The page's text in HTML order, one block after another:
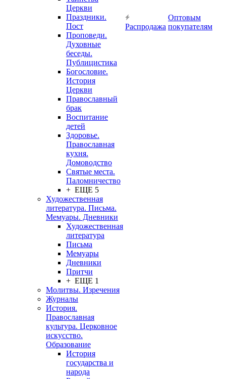
Церкви
Праздники.
Пост
Проповеди.
Духовные
беседы.
Публицистика
Богословие.
История
Церкви
Православный
брак
Воспитание
детей
Здоровье.
Православная
кухня.
Домоводство
Святые места.
Паломничество
+ ЕЩЕ 5
Художественная
литература. Письма.
Мемуары. Дневники
Художественная
литература
Письма
Мемуары
Дневники
Притчи
+ ЕЩЕ 1
Молитвы. Изречения
Журналы
История.
Православная
культура. Церковное
искусство.
Образование
История
государства и
народа
Распродажа
Оптовым
покупателям